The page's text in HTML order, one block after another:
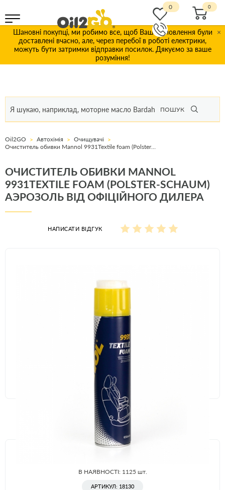
Шановні покупці, ми робимо все, щоб Ваші замовлення були
доставлені вчасно, але, через перебої в роботі електрики,
можуть бути затримки відправки посилок. Дякуємо за ваше
розуміння!
×
ПОШУК
0
Oil2GO Автохімія
Очищувачі
Очиститель обивки Mannol 9931Textile foam (Polster-Schaum) аэрозоль
ОЧИСТИТЕЛЬ ОБИВКИ MANNOL
9931TEXTILE FOAM (POLSTER-SCHAUM)
АЭРОЗОЛЬ ВІД ОФІЦІЙНОГО ДИЛЕРА
НАПИСАТИ ВІДГУК
В НАЯВНОСТІ: 1125 шт.
АРТИКУЛ: 18130